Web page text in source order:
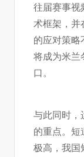
往届赛事视
术框架，并
的应对策略
将成为米兰
口 。
与此同时，
的重点。短
极高，我国